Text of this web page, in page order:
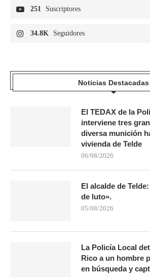
251 Suscriptores
34.8K Seguidores
Noticias Destacadas
El TEDAX de la
interviene tres
diversa munición
vivienda de Telde
06/08/2026
El alcalde de
de luto».
05/08/2026
La Policía Local
Rico a un hombre
en búsqueda y